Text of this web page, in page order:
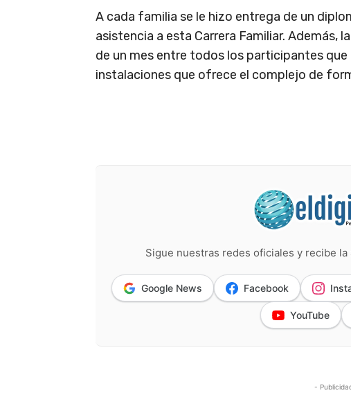
A cada familia se le hizo entrega de un
asistencia a esta Carrera Familiar. Además,
de un mes entre todos los participantes
instalaciones que ofrece el complejo de
Sigue nuestras redes oficiales y recibe
Google News Facebook
YouTube
-